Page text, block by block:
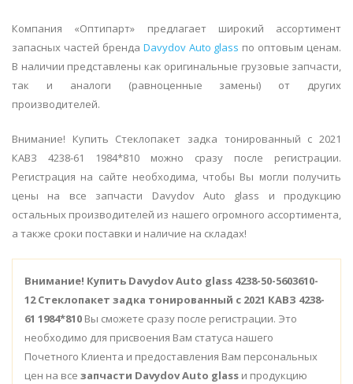
Компания «Оптипарт» предлагает широкий ассортимент
запасных частей бренда Davydov Auto glass по оптовым ценам.
В наличии представлены как оригинальные грузовые запчасти,
так и аналоги (равноценные замены) от других
производителей.
Внимание! Купить Стеклопакет задка тонированный с 2021
КАВЗ 4238-61 1984*810 можно сразу после регистрации.
Регистрация на сайте необходима, чтобы Вы могли получить
цены на все запчасти Davydov Auto glass и продукцию
остальных производителей из нашего огромного ассортимента,
а также сроки поставки и наличие на складах!
Внимание! Купить Davydov Auto glass 4238-50-5603610-
12 Стеклопакет задка тонированный с 2021 КАВЗ 4238-
61 1984*810 Вы сможете сразу после регистрации. Это
необходимо для присвоения Вам статуса нашего
Почетного Клиента и предоставления Вам персональных
цен на все запчасти Davydov Auto glass и продукцию